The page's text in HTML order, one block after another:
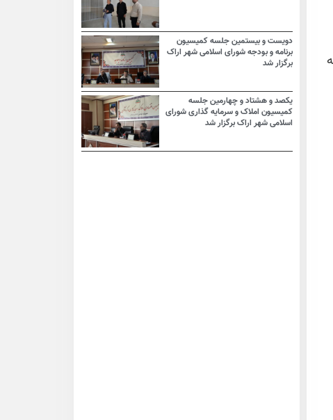
دویست و بیستمین جلسه کمیسیون
برنامه و بودجه شورای اسلامی شهر اراک
برگزار شد
یکصد و هشتاد و چهارمین جلسه
کمیسیون املاک و سرمایه گذاری شورای
اسلامی شهر اراک برگزار شد